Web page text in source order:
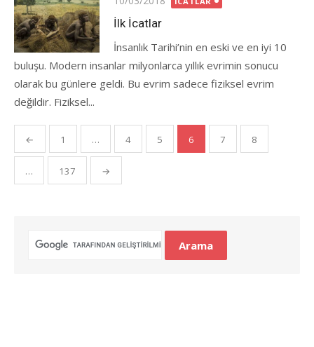
on
İlk İcatlar
İnsanlık Tarihi’nin en eski ve en iyi 10
buluşu. Modern insanlar milyonlarca yıllık evrimin sonucu
olarak bu günlere geldi. Bu evrim sadece fiziksel evrim
değildir. Fiziksel...
Yazı
gezinmesi
← 1 … 4 5 6 7 8
… 137 →